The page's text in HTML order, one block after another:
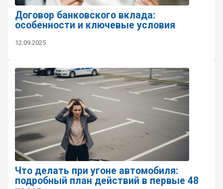
Договор банковского вклада:
особенности и ключевые условия
12.09.2025
Что делать при угоне автомобиля:
подробный план действий в первые 48